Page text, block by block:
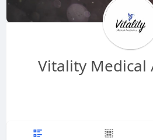
Vitality Medical